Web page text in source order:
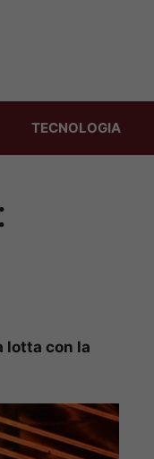
TECNOLOGIA
lotta con la